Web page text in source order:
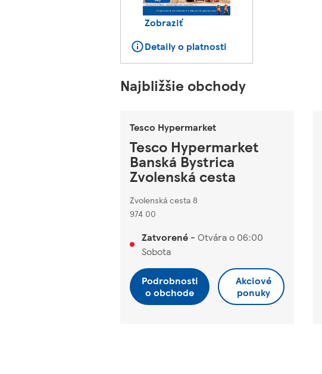
Zobraziť
Detaily o platnosti
Najbližšie obchody
Tesco Hypermarket
Tesco Hypermarket
Banská Bystrica
Zvolenská cesta
Zvolenská cesta 8
974 00
Zatvorené - Otvára o 06:00
Sobota
Podrobnosti
o obchode
Akciové
ponuky